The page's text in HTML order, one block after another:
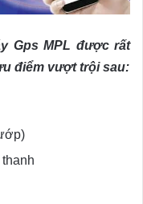
Gps MPL được rất
điểm vượt trội sau: